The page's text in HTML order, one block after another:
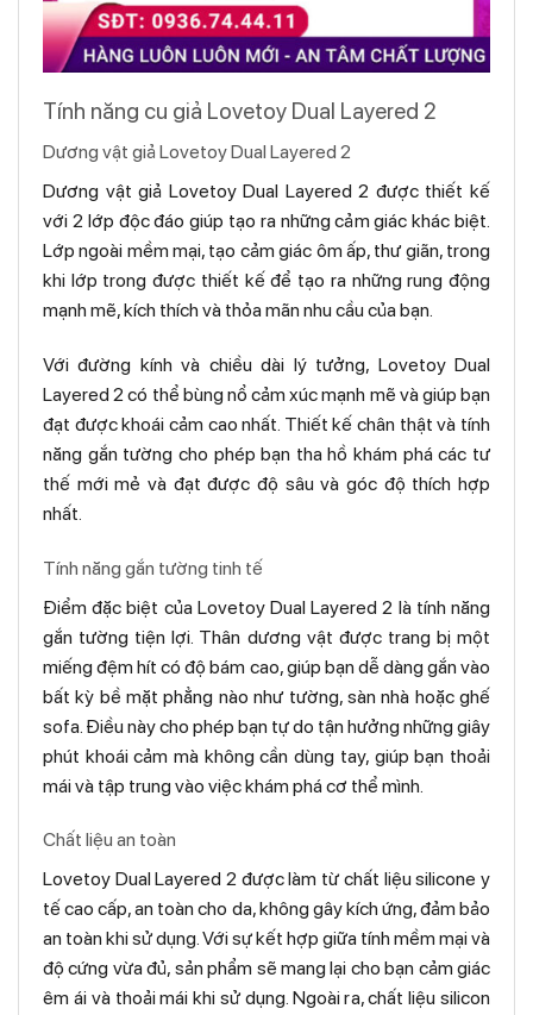
Tính năng cu giả Lovetoy Dual Layered 2
Dương vật giả Lovetoy Dual Layered 2
Dương vật giả Lovetoy Dual Layered 2 được thiết kế
với 2 lớp độc đáo giúp tạo ra những cảm giác khác biệt.
Lớp ngoài mềm mại, tạo cảm giác ôm ấp, thư giãn, trong
khi lớp trong được thiết kế để tạo ra những rung động
mạnh mẽ, kích thích và thỏa mãn nhu cầu của bạn.
Với đường kính và chiều dài lý tưởng, Lovetoy Dual
Layered 2 có thể bùng nổ cảm xúc mạnh mẽ và giúp bạn
đạt được khoái cảm cao nhất. Thiết kế chân thật và tính
năng gắn tường cho phép bạn tha hồ khám phá các tư
thế mới mẻ và đạt được độ sâu và góc độ thích hợp
nhất.
Tính năng gắn tường tinh tế
Điểm đặc biệt của Lovetoy Dual Layered 2 là tính năng
gắn tường tiện lợi. Thân dương vật được trang bị một
miếng đệm hít có độ bám cao, giúp bạn dễ dàng gắn vào
bất kỳ bề mặt phẳng nào như tường, sàn nhà hoặc ghế
sofa. Điều này cho phép bạn tự do tận hưởng những giây
phút khoái cảm mà không cần dùng tay, giúp bạn thoải
mái và tập trung vào việc khám phá cơ thể mình.
Chất liệu an toàn
Lovetoy Dual Layered 2 được làm từ chất liệu silicone y
tế cao cấp, an toàn cho da, không gây kích ứng, đảm bảo
an toàn khi sử dụng. Với sự kết hợp giữa tính mềm mại và
độ cứng vừa đủ, sản phẩm sẽ mang lại cho bạn cảm giác
êm ái và thoải mái khi sử dụng. Ngoài ra, chất liệu silicon